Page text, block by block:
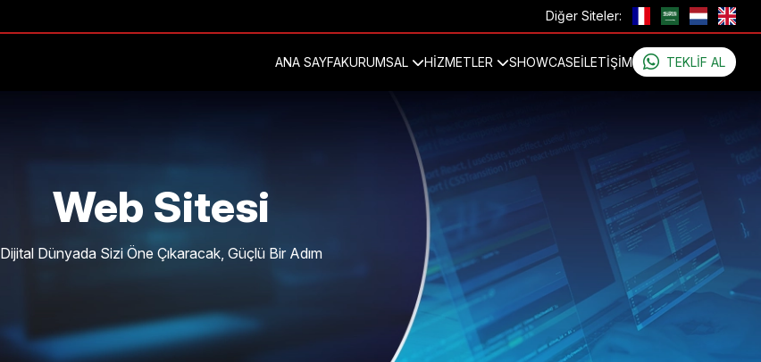
Diğer Siteler:
ANA SAYFAKURUMSAL HİZMETLER SHOWCASEİLETIŞIM TEKLIF AL
Web Sitesi
Dijital Dünyada Sizi Öne Çıkaracak, Güçlü Bir Adım